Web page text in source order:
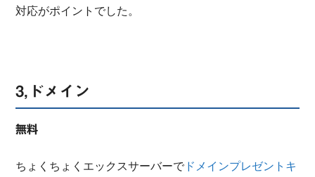
対応がポイントでした。
3,ドメイン
無料
ちょくちょくエックスサーバーで ドメインプレゼントキ